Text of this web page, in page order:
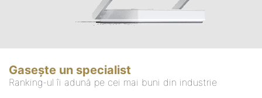
Gasește un specialist
Ranking-ul îi adună pe cei mai buni din industrie